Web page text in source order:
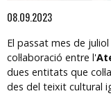
Diapositiva 1 de 1
08.09.2023
El passat mes de
col·laboració entre l'
dues entitats que
des del teixit cultural